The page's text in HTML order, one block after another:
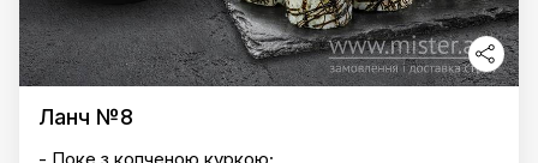
Ланч №8